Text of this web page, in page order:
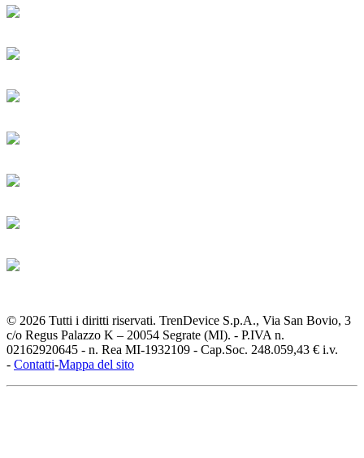
© 2026 Tutti i diritti riservati. TrenDevice S.p.A., Via San Bovio, 3
c/o Regus Palazzo K – 20054 Segrate (MI). - P.IVA n.
02162920645 - n. Rea MI-1932109 - Cap.Soc. 248.059,43 € i.v.
- Contatti-Mappa del sito